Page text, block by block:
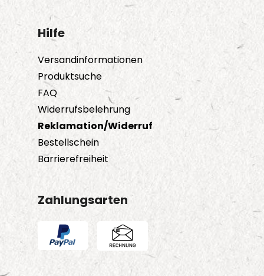
Hilfe
Versandinformationen
Produktsuche
FAQ
Widerrufsbelehrung
Reklamation/Widerruf
Bestellschein
Barrierefreiheit
Zahlungsarten